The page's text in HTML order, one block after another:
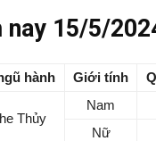
nay 15/5/
hành Giới tính
Thủy
Nam
Nữ